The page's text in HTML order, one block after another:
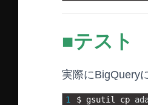
■テスト
実際にBigQuery
1 $ gsutil cp